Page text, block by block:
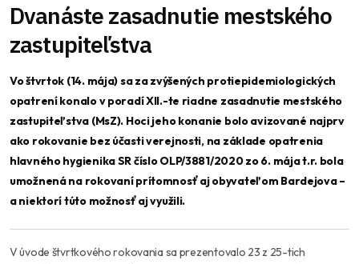
Dvanáste zasadnutie mestského
zastupiteľstva
Vo štvrtok (14. mája) sa za zvýšených protiepidemiologických
opatrení konalo v poradí XII.-te riadne zasadnutie mestského
zastupiteľstva (MsZ). Hoci jeho konanie bolo avizované najprv
ako rokovanie bez účasti verejnosti, na základe opatrenia
hlavného hygienika SR číslo OLP/3881/2020 zo 6. mája t.r. bola
umožnená na rokovaní prítomnosť aj obyvateľom Bardejova –
a niektorí túto možnosť aj využili.
V úvode štvrtkového rokovania sa prezentovalo 23 z 25-tich